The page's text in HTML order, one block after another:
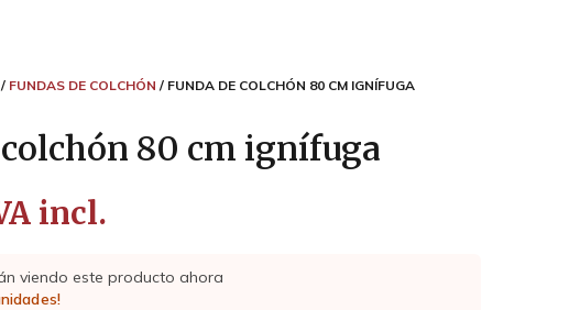
FUNDAS DE COLCHÓN / FUNDA DE COLCHÓN 80 CM IGNÍFUGA
80 cm ignífuga
incl.
viendo este producto ahora